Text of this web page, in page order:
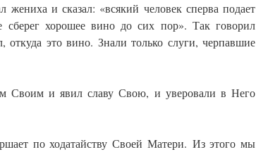
жениха и сказал: «всякий человек сперва подает
хорошее вино до сих пор». Так говорил
откуда это вино. Знали только слуги, черпавшие
Своим и явил славу Свою, и уверовали в Него
по ходатайству Своей Матери. Из этого мы